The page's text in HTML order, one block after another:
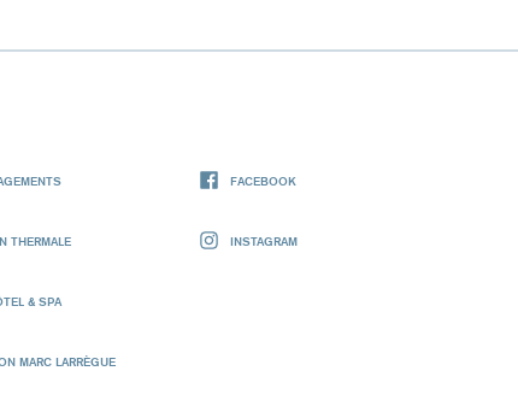
THERMALE
& SPA
MARC LARRÈGUE
FACEBOOK
INSTAGRAM